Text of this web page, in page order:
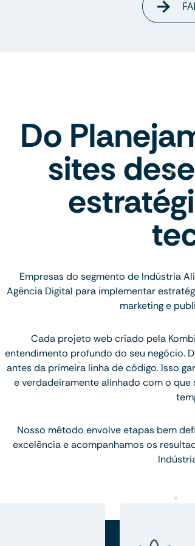
Do
sites
Empresas do segmento de Indústria
Agência Digital para implementar
marketing e
Cada projeto web criado pela
entendimento profundo do seu negócio.
antes da primeira linha de código. Isso
e verdadeiramente alinhado com o
Nosso método envolve etapas bem
excelência e acompanhamos os